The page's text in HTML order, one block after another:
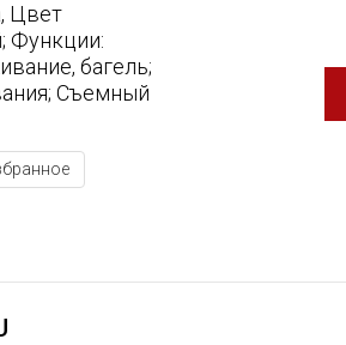
Цвет
Функции:
багель;
Съемный